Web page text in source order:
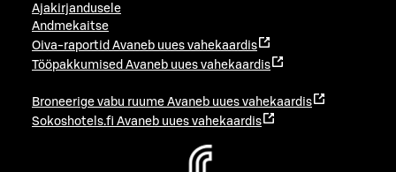
Ajakirjandusele
Andmekaitse
Oiva-raportid Avaneb uues vahekaardis
Tööpakkumised Avaneb uues vahekaardis
Broneerige vabu ruume Avaneb uues vahekaardis
Sokoshotels.fi Avaneb uues vahekaardis